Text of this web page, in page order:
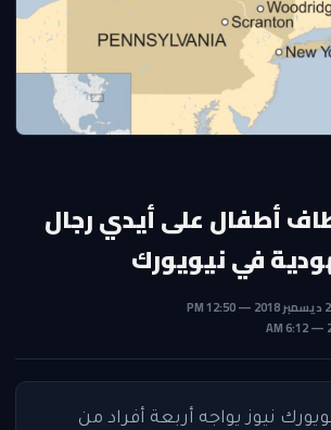
أطفال على أيدي رجال
في نيويورك
نيوز يواجه أربعة أفراد من